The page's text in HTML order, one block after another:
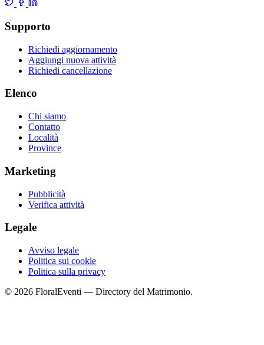
Supporto
Richiedi aggiornamento
Aggiungi nuova attività
Richiedi cancellazione
Elenco
Chi siamo
Contatto
Località
Province
Marketing
Pubblicità
Verifica attività
Legale
Avviso legale
Politica sui cookie
Politica sulla privacy
© 2026 FloralEventi — Directory del Matrimonio.